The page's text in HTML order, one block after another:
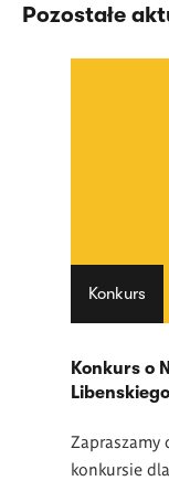
Pozostałe
Konkurs
Konkurs o
Libenskiego
Zapraszamy
konkursie